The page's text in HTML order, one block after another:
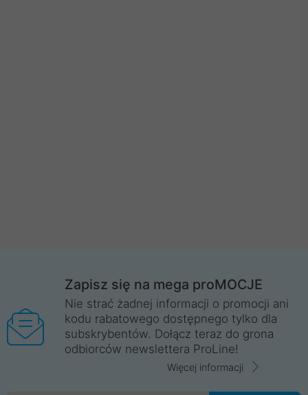
Zapisz się na mega proMOCJE
Nie strać żadnej informacji o promocji ani
kodu rabatowego dostępnego tylko dla
subskrybentów. Dołącz teraz do grona
odbiorców newslettera ProLine!
Więcej informacji